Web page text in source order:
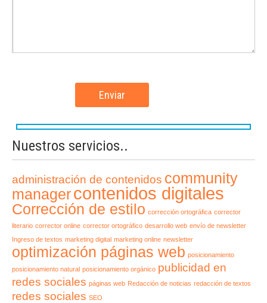
Nuestros servicios..
administración de contenidos community
managercontenidos digitales
Corrección de estilo corrección ortográfica corrector
literario corrector online corrector ortográfico desarrollo web envío de newsletter
Ingreso de textos marketing digital marketing online newsletter
optimización páginas web posicionamiento
posicionamiento natural posicionamiento orgánico publicidad en
redes sociales páginas web Redacción de noticias redacción de textos
redes sociales SEO